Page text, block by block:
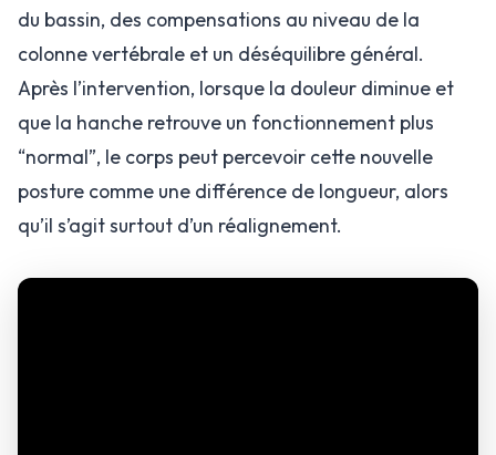
du bassin, des compensations au niveau de la
colonne vertébrale et un déséquilibre général.
Après l’intervention, lorsque la douleur diminue et
que la hanche retrouve un fonctionnement plus
“normal”, le corps peut percevoir cette nouvelle
posture comme une différence de longueur, alors
qu’il s’agit surtout d’un réalignement.